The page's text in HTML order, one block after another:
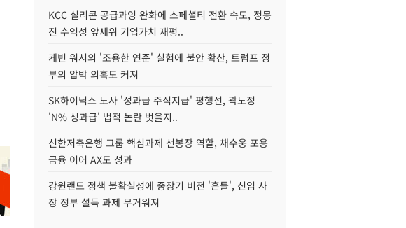
KCC 실리콘 공급과잉 완화에 스페셜티 전환 속도, 정몽
진 수익성 앞세워 기업가치 재평..
케빈 워시의 '조용한 연준' 실험에 불안 확산, 트럼프 정
부의 압박 의혹도 커져
SK하이닉스 노사 '성과급 주식지급' 평행선, 곽노정
'N% 성과급' 법적 논란 벗을지..
신한저축은행 그룹 핵심과제 선봉장 역할, 채수웅 포용
금융 이어 AX도 성과
강원랜드 정책 불확실성에 중장기 비전 '흔들', 신임 사
장 정부 설득 과제 무거워져